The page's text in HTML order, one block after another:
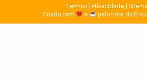
Termos| Privacidade
Criado com
e pelo time do